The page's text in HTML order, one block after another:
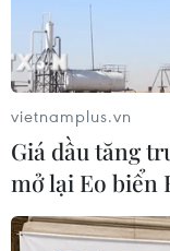
TTXVN trân
trong nội dung
Đề chính thức:
Đề dự bị: Xem
vietnamplus.vn
Giá dầu tăng
mở lại Eo biển